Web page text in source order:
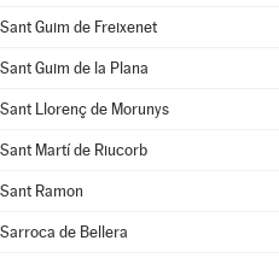
Sant Guim de Freixenet
Sant Guim de la Plana
Sant Llorenç de Morunys
Sant Martí de Riucorb
Sant Ramon
Sarroca de Bellera